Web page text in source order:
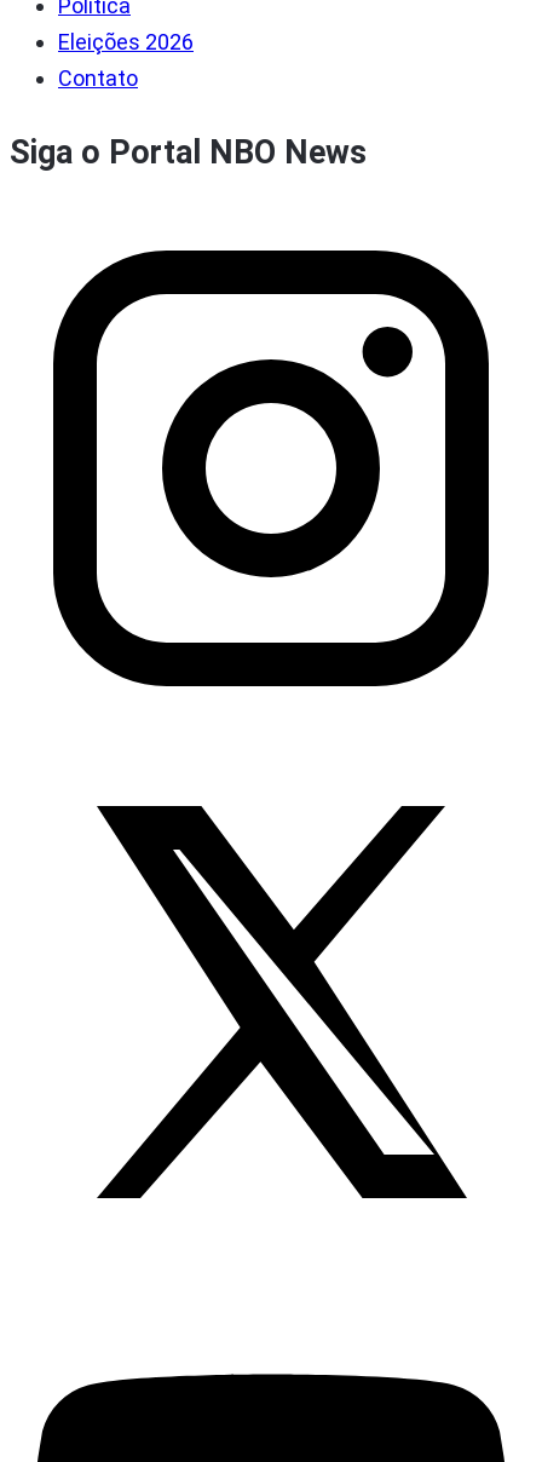
Política
Eleições 2026
Contato
Siga o Portal NBO News